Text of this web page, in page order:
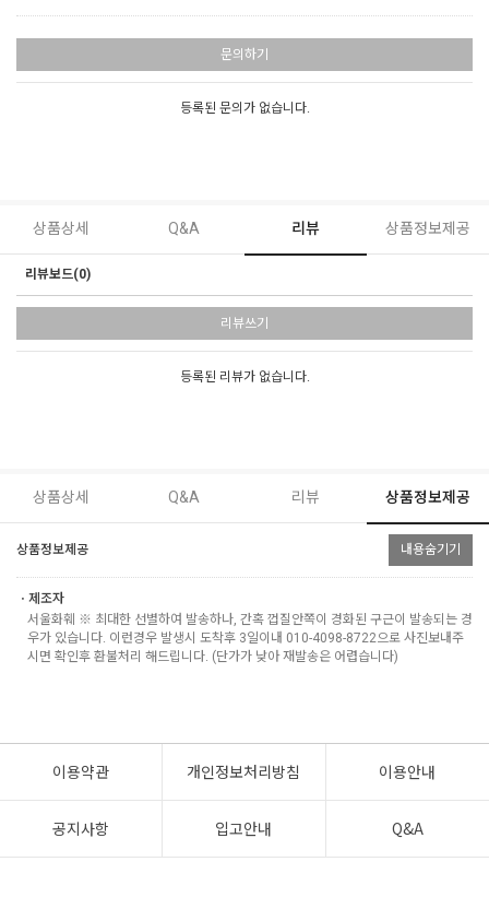
문의하기
등록된 문의가 없습니다.
상품상세 Q&A 리뷰 상품정보제공
리뷰보드(0)
리뷰쓰기
등록된 리뷰가 없습니다.
상품상세 Q&A 리뷰 상품정보제공
상품정보제공 내용숨기기
ㆍ제조자
서울화훼 ※ 최대한 선별하여 발송하나, 간혹 껍질안쪽이 경화된 구근이 발송되는 경
우가 있습니다. 이런경우 발생시 도착후 3일이내 010-4098-8722으로 사진보내주
시면 확인후 환불처리 해드립니다. (단가가 낮아 재발송은 어렵습니다)
이용약관 개인정보처리방침 이용안내
공지사항 입고안내 Q&A